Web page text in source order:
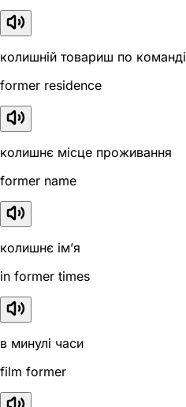
колишній товариш по команді
former residence
колишнє місце проживання
former name
колишнє ім’я
in former times
в минулі часи
film former